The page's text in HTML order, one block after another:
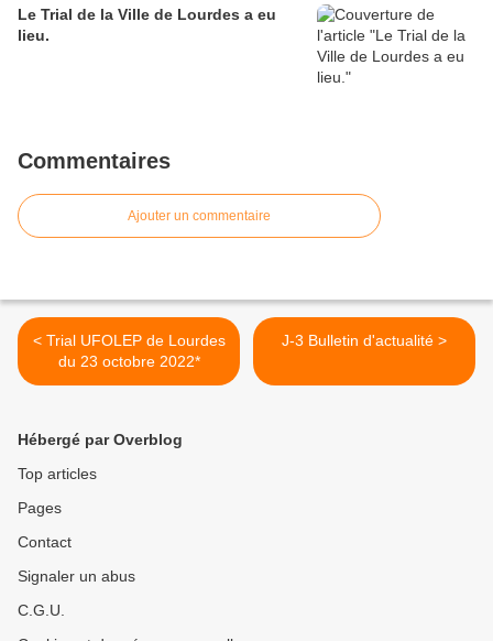
Le Trial de la Ville de Lourdes a eu
lieu.
Commentaires
Ajouter un commentaire
< Trial UFOLEP de Lourdes
du 23 octobre 2022*
J-3 Bulletin d'actualité >
Hébergé par Overblog
Top articles
Pages
Contact
Signaler un abus
C.G.U.